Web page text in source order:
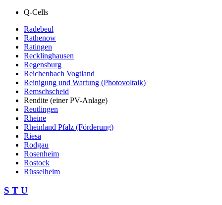
Q-Cells
Radebeul
Rathenow
Ratingen
Recklinghausen
Regensburg
Reichenbach Vogtland
Reinigung und Wartung (Photovoltaik)
Remschscheid
Rendite (einer PV-Anlage)
Reutlingen
Rheine
Rheinland Pfalz (Förderung)
Riesa
Rodgau
Rosenheim
Rostock
Rüsselheim
S T U